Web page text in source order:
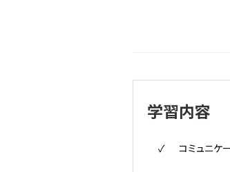
学習内容
コミュニケ